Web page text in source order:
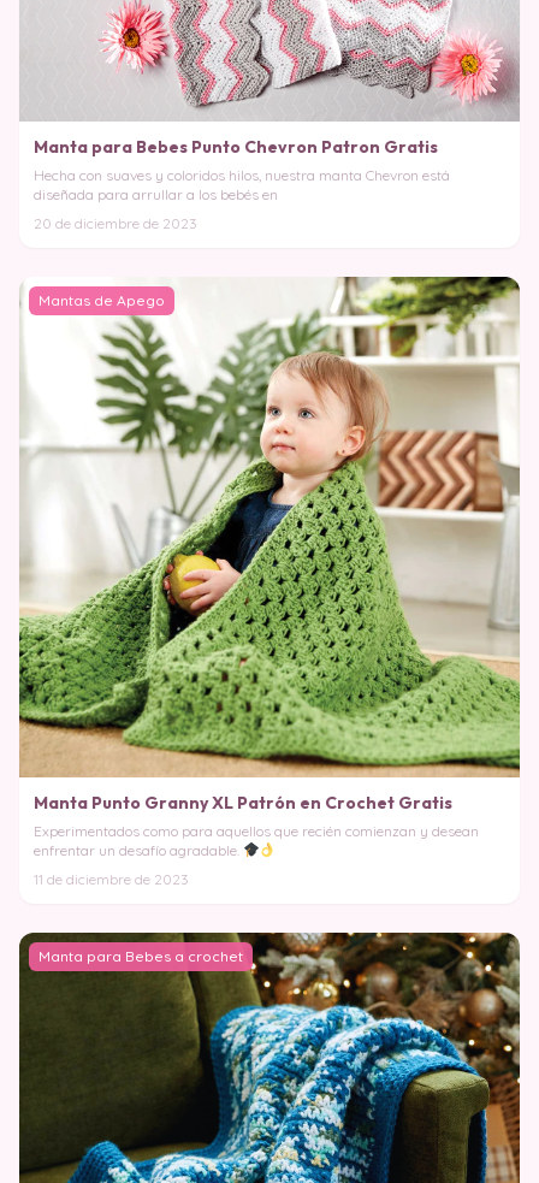
Manta para Bebes Punto Chevron Patron Gratis
Hecha con suaves y coloridos hilos, nuestra manta Chevron está
diseñada para arrullar a los bebés en
20 de diciembre de 2023
Mantas de Apego
Manta Punto Granny XL Patrón en Crochet Gratis
Experimentados como para aquellos que recién comienzan y desean
enfrentar un desafío agradable.
11 de diciembre de 2023
Manta para Bebes a crochet